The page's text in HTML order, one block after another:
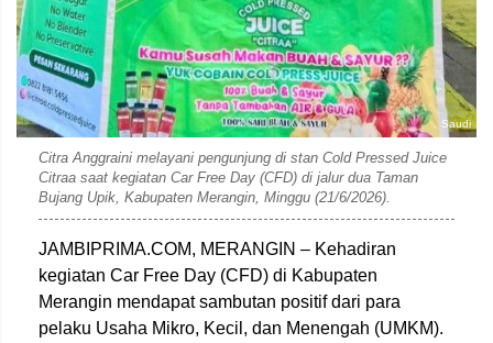
Saudi
Citra Anggraini melayani pengunjung di stan Cold Pressed Juice
Citraa saat kegiatan Car Free Day (CFD) di jalur dua Taman
Bujang Upik, Kabupaten Merangin, Minggu (21/6/2026).
JAMBIPRIMA.COM, MERANGIN – Kehadiran
kegiatan Car Free Day (CFD) di Kabupaten
Merangin mendapat sambutan positif dari para
pelaku Usaha Mikro, Kecil, dan Menengah (UMKM).